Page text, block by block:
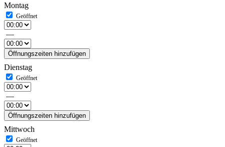
Montag
—
Öffnungszeiten hinzufügen
Dienstag
—
Öffnungszeiten hinzufügen
Mittwoch